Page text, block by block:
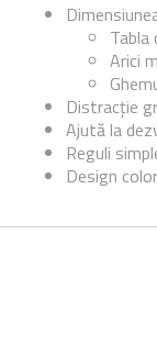
Arici
Distracție
Ajută la
Reguli
Design